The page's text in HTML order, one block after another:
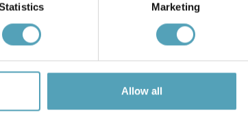
Marketing
Allow all